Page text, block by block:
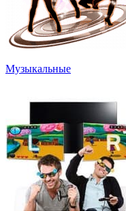
Музыкальные